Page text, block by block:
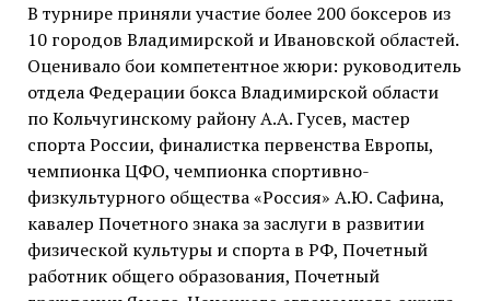
В турнире приняли участие более 200 боксеров из
10 городов Владимирской и Ивановской областей.
Оценивало бои компетентное жюри: руководитель
отдела Федерации бокса Владимирской области
по Кольчугинскому району А.А. Гусев, мастер
спорта России, финалистка первенства Европы,
чемпионка ЦФО, чемпионка спортивно-
физкультурного общества «Россия» А.Ю. Сафина,
кавалер Почетного знака за заслуги в развитии
физической культуры и спорта в РФ, Почетный
работник общего образования, Почетный